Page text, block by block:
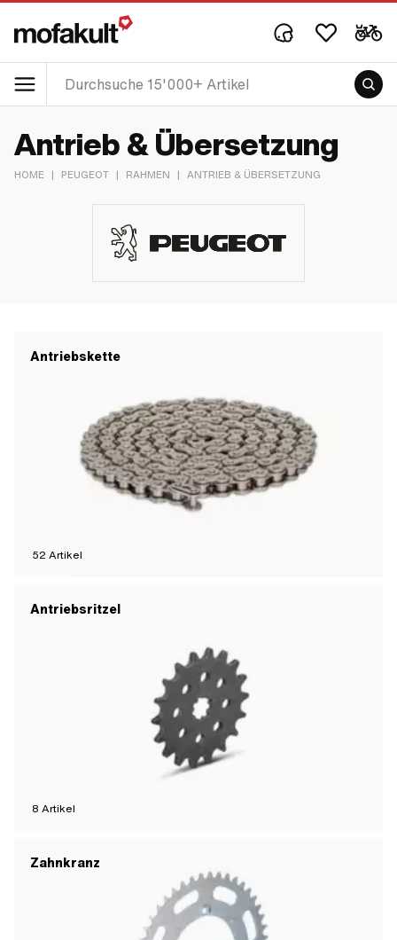
Antrieb & Übersetzung
HOME | PEUGEOT | RAHMEN | ANTRIEB & ÜBERSETZUNG
Antriebskette
52 Artikel
Antriebsritzel
8 Artikel
Zahnkranz